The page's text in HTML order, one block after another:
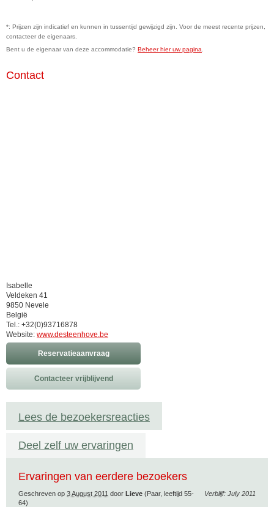
*: Prijzen zijn indicatief en kunnen in tussentijd gewijzigd zijn. Voor de meest recente prijzen,
contacteer de eigenaars.
Bent u de eigenaar van deze accommodatie? Beheer hier uw pagina
Contact
Isabelle
Veldeken 41
9850 Nevele
België
Tel.: +32(0)93716878
Website: www.desteenhove.be
Reservatieaanvraag
Contacteer vrijblijvend
Lees de bezoekersreacties
Deel zelf uw ervaringen
Ervaringen van eerdere bezoekers
Verblijf: July 2011
Geschreven op 3 August 2011 door Lieve (Paar, leeftijd 55-
64)